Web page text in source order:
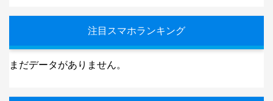
注目スマホランキング
まだデータがありません。